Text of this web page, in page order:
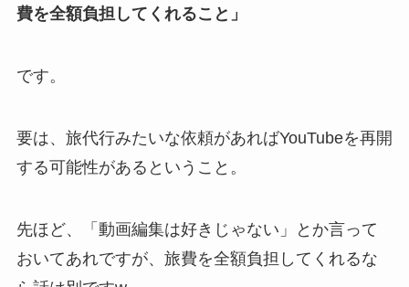
費を全額負担してくれること」
です。
要は、旅代行みたいな依頼があればYouTubeを再開
する可能性があるということ。
先ほど、「動画編集は好きじゃない」とか言って
おいてあれですが、旅費を全額負担してくれるな